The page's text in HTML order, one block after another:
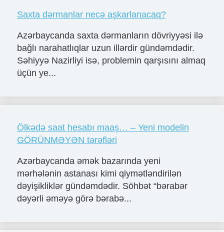
Saxta dərmanlar necə aşkarlanacaq?
Azərbaycanda saxta dərmanların dövriyyəsi ilə
bağlı narahatlıqlar uzun illərdir gündəmdədir.
Səhiyyə Nazirliyi isə, problemin qarşısını almaq
üçün ye...
Ölkədə saat hesabı maaş… – Yeni modelin
GÖRÜNMƏYƏN tərəfləri
Azərbaycanda əmək bazarında yeni
mərhələnin astanası kimi qiymətləndirilən
dəyişikliklər gündəmdədir. Söhbət “bərabər
dəyərli əməyə görə bərabə...